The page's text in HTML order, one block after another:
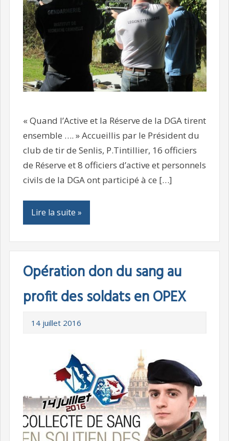
« Quand l’Active et la Réserve de la DGA tirent
ensemble …. » Accueillis par le Président du
club de tir de Senlis, P.Tintillier, 16 officiers
de Réserve et 8 officiers d’active et personnels
civils de la DGA ont participé à ce […]
Lire la suite »
Opération don du sang au
profit des soldats en OPEX
14 juillet 2016